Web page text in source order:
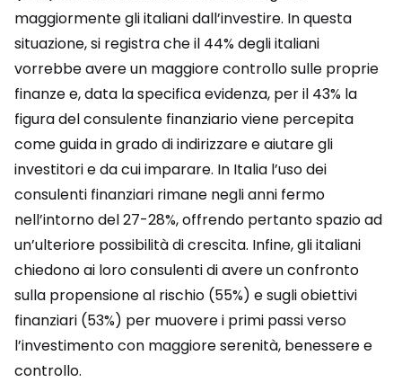
maggiormente gli italiani dall’investire. In questa
situazione, si registra che il 44% degli italiani
vorrebbe avere un maggiore controllo sulle proprie
finanze e, data la specifica evidenza, per il 43% la
figura del consulente finanziario viene percepita
come guida in grado di indirizzare e aiutare gli
investitori e da cui imparare. In Italia l’uso dei
consulenti finanziari rimane negli anni fermo
nell’intorno del 27-28%, offrendo pertanto spazio ad
un’ulteriore possibilità di crescita. Infine, gli italiani
chiedono ai loro consulenti di avere un confronto
sulla propensione al rischio (55%) e sugli obiettivi
finanziari (53%) per muovere i primi passi verso
l’investimento con maggiore serenità, benessere e
controllo.